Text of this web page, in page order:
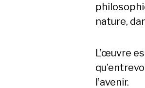
nature,
L’œuvre
l’avenir.